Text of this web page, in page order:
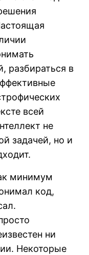
разбираться в
всей
не
задачей, но и
минимум
код,
ни
Некоторые